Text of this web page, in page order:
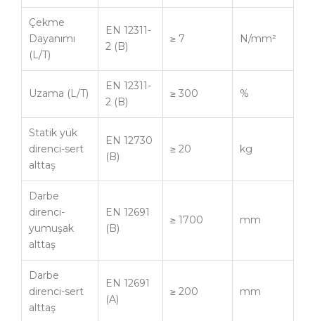
Çekme
Dayanımı
(L/T)
EN 12311-
2 (B)
≥ 7 N/mm²
Uzama (L/T)
EN 12311-
2 (B)
≥ 300 %
Statik yük
direnci-sert
alttaş
EN 12730
(B)
≥ 20 kg
Darbe
direnci-
yumuşak
alttaş
EN 12691
(B)
≥ 1700 mm
Darbe
direnci-sert
alttaş
EN 12691
(A)
≥ 200 mm